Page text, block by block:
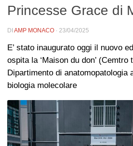
Princesse Grace di
DI AMP MONACO · 23/04/2025
E’ stato inaugurato oggi il nuovo
ospita la ‘Maison du don’ (Cemtro
Dipartimento di anatomopatologia
biologia molecolare